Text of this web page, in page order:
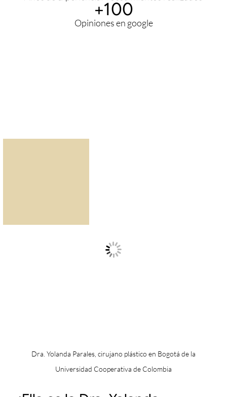
+100
Opiniones en google
Dra. Yolanda Parales, cirujano plástico en Bogotá de la
Universidad Cooperativa de Colombia